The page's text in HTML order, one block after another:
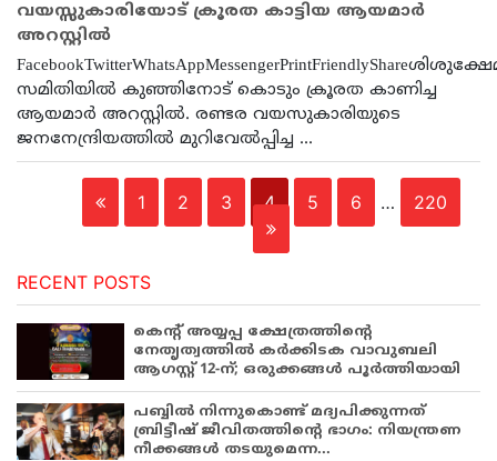
വയസ്സുകാരിയോട് ക്രൂരത കാട്ടിയ ആയമാർ
അറസ്റ്റിൽ
സമിതിയില്‍ കുഞ്ഞിനോട് കൊടും ക്രൂരത കാണിച്ച
ആയമാര്‍ അറസ്റ്റില്‍. രണ്ടര വയസുകാരിയുടെ
ജനനേന്ദ്രിയത്തില്‍ മുറിവേല്‍പ്പിച്ച ...
1 2 3 4 5 6 … 220
RECENT POSTS
കെന്റ് അയ്യപ്പ ക്ഷേത്രത്തിന്റെ
നേതൃത്വത്തിൽ കർക്കിടക വാവുബലി
ആഗസ്റ്റ് 12-ന്; ഒരുക്കങ്ങൾ പൂർത്തിയായി
പബ്ബില്‍ നിന്നുകൊണ്ട് മദ്യപിക്കുന്നത്
ബ്രിട്ടീഷ് ജീവിതത്തിന്റെ ഭാഗം: നിയന്ത്രണ
നീക്കങ്ങള്‍ തടയുമെന്ന...